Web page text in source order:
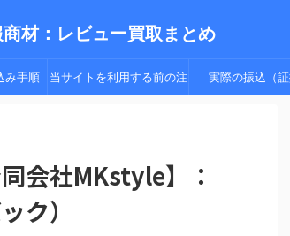
材：レビュー買取まとめ
み手順 当サイトを利用する前の注 実際の振込（証
会社MKstyle】：
ク）